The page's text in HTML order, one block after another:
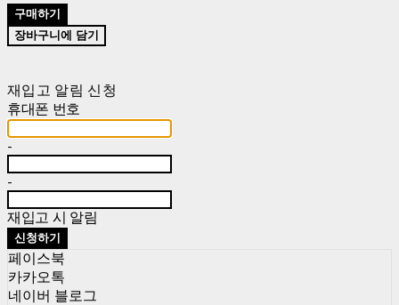
구매하기
장바구니에 담기
재입고 알림 신청
휴대폰 번호
-
-
재입고 시 알림
신청하기
페이스북
카카오톡
네이버 블로그